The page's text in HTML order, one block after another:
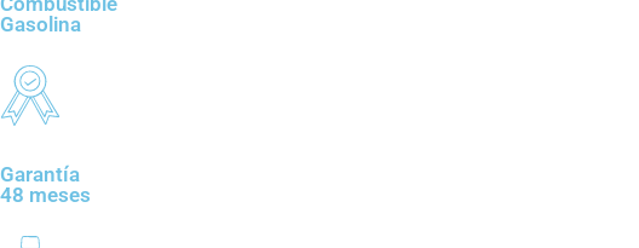
Gasolina
Garantía
48 meses